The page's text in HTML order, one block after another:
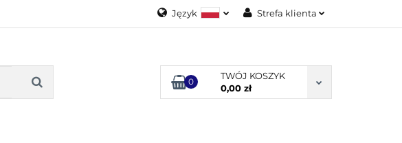
Język
English
Strefa klienta
Załóż konto
Dodaj zgłoszenie
0
TWÓJ KOSZYK
0,00 zł